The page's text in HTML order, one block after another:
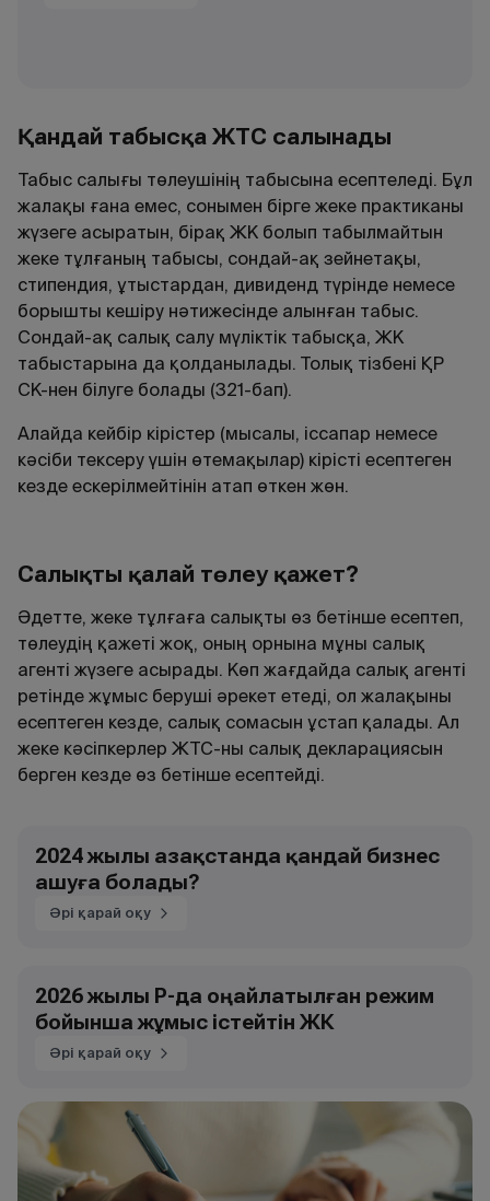
Қандай табысқа ЖТС салынады
Табыс салығы төлеушінің табысына есептеледі. Бұл
жалақы ғана емес, сонымен бірге жеке практиканы
жүзеге асыратын, бірақ ЖК болып табылмайтын
жеке тұлғаның табысы, сондай-ақ зейнетақы,
стипендия, ұтыстардан, дивиденд түрінде немесе
борышты кешіру нәтижесінде алынған табыс.
Сондай-ақ салық салу мүліктік табысқа, ЖК
табыстарына да қолданылады. Толық тізбені ҚР
СК-нен білуге болады (321-бап).
Алайда кейбір кірістер (мысалы, іссапар немесе
кәсіби тексеру үшін өтемақылар) кірісті есептеген
кезде ескерілмейтінін атап өткен жөн.
Салықты қалай төлеу қажет?
Әдетте, жеке тұлғаға салықты өз бетінше есептеп,
төлеудің қажеті жоқ, оның орнына мұны салық
агенті жүзеге асырады. Көп жағдайда салық агенті
ретінде жұмыс беруші әрекет етеді, ол жалақыны
есептеген кезде, салық сомасын ұстап қалады. Ал
жеке кәсіпкерлер ЖТС-ны салық декларациясын
берген кезде өз бетінше есептейді.
2024 жылы Қазақстанда қандай бизнес
ашуға болады?
Әрі қарай оқу
2026 жылы ҚР-да оңайлатылған режим
бойынша жұмыс істейтін ЖК
Әрі қарай оқу